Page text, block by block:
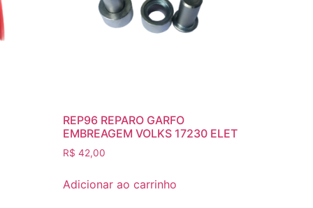
REP96 REPARO GARFO
EMBREAGEM VOLKS 17230 ELET
R$ 42,00
Adicionar ao carrinho